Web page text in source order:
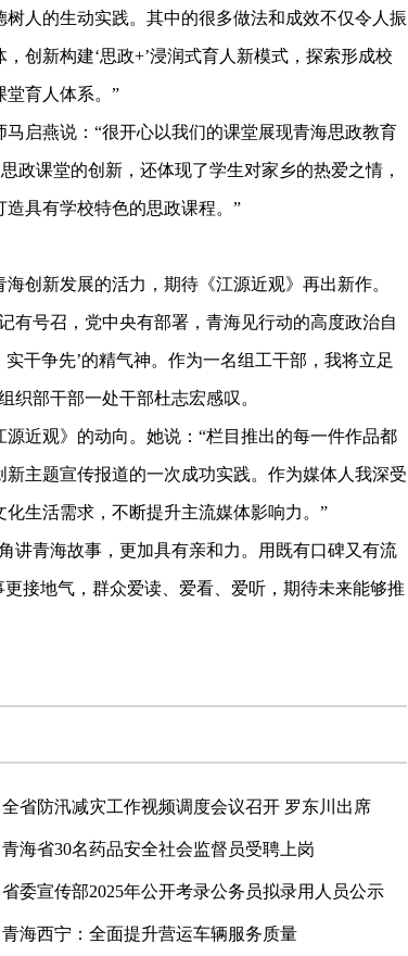
人的生动实践。其中的很多做法和成效不仅令人振
创新构建‘思政+’浸润式育人新模式，探索形成校
堂育人体系。”
启燕说：“很开心以我们的课堂展现青海思政教育
政课堂的创新，还体现了学生对家乡的热爱之情，
具有学校特色的思政课程。”
新发展的活力，期待《江源近观》再出新作。
号召，党中央有部署，青海见行动的高度政治自
干争先’的精气神。作为一名组工干部，我将立足
织部干部一处干部杜志宏感叹。
近观》的动向。她说：“栏目推出的每一件作品都
主题宣传报道的一次成功实践。作为媒体人我深受
生活需求，不断提升主流媒体影响力。”
青海故事，更加具有亲和力。用既有口碑又有流
接地气，群众爱读、爱看、爱听，期待未来能够推
全省防汛减灾工作视频调度会议召开 罗东川出席
青海省30名药品安全社会监督员受聘上岗
省委宣传部2025年公开考录公务员拟录用人员公示
青海西宁：全面提升营运车辆服务质量